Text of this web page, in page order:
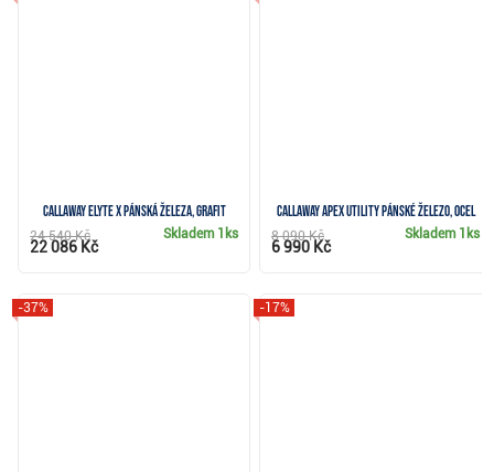
Callaway Elyte X pánská železa, grafit
Skladem 1ks
24 540 Kč
22 086 Kč
Callaway Apex Utility pánské železo, ocel
Skladem 1ks
8 090 Kč
6 990 Kč
-37% -17%